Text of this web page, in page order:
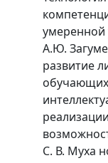
умеренной
А.Ю.
развитие
С. В. Муха